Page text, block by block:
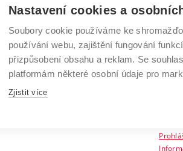
Vysoké
učení
technické
v
602
Nastavení cookies a
Soubory cookie používáme ke
používání webu, zajištění fungování
přizpůsobení obsahu a reklam. Se
platformám některé osobní údaje pro
Zjistit více